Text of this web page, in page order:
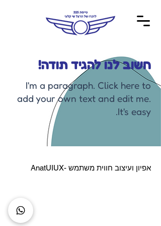
חשוב לנו להגיד תודה!
I'm a paragraph. Click here to
add your own text and edit me.
It's easy.
אפיון ועיצוב חווית משתמש -AnatUIUX